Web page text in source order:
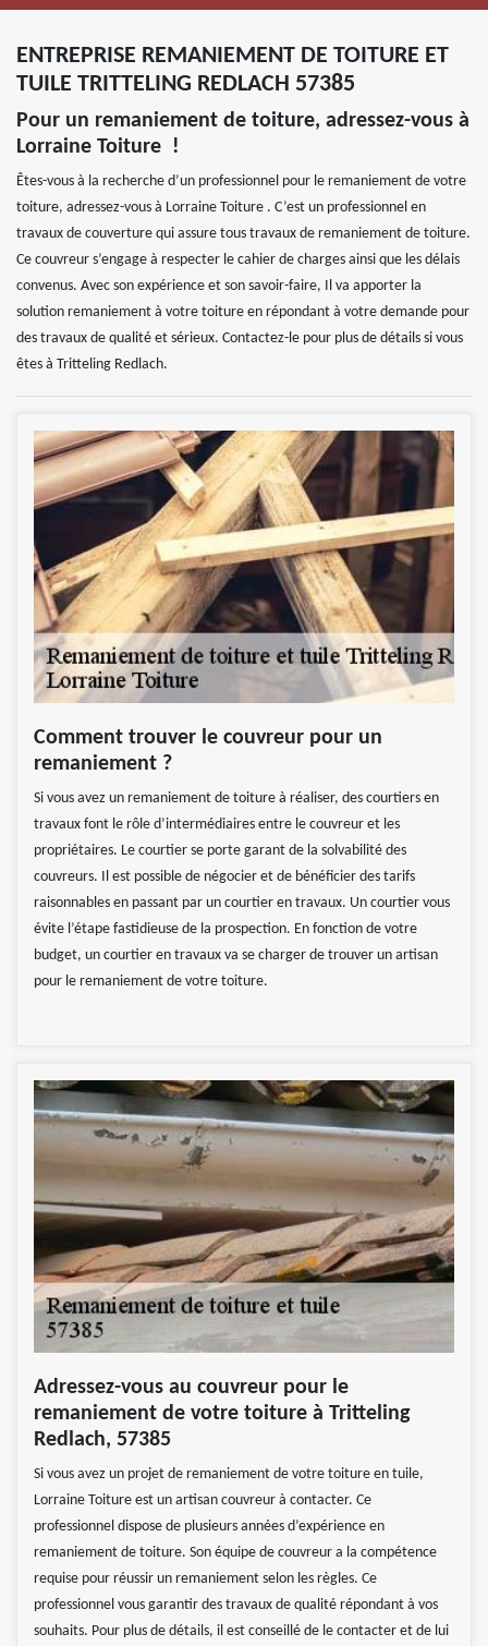
ENTREPRISE REMANIEMENT DE TOITURE ET
TUILE TRITTELING REDLACH 57385
Pour un remaniement de toiture, adressez-vous à
Lorraine Toiture !
Êtes-vous à la recherche d’un professionnel pour le remaniement de votre
toiture, adressez-vous à Lorraine Toiture . C’est un professionnel en
travaux de couverture qui assure tous travaux de remaniement de toiture.
Ce couvreur s’engage à respecter le cahier de charges ainsi que les délais
convenus. Avec son expérience et son savoir-faire, Il va apporter la
solution remaniement à votre toiture en répondant à votre demande pour
des travaux de qualité et sérieux. Contactez-le pour plus de détails si vous
êtes à Tritteling Redlach.
Comment trouver le couvreur pour un
remaniement ?
Si vous avez un remaniement de toiture à réaliser, des courtiers en
travaux font le rôle d’intermédiaires entre le couvreur et les
propriétaires. Le courtier se porte garant de la solvabilité des
couvreurs. Il est possible de négocier et de bénéficier des tarifs
raisonnables en passant par un courtier en travaux. Un courtier vous
évite l’étape fastidieuse de la prospection. En fonction de votre
budget, un courtier en travaux va se charger de trouver un artisan
pour le remaniement de votre toiture.
Adressez-vous au couvreur pour le
remaniement de votre toiture à Tritteling
Redlach, 57385
Si vous avez un projet de remaniement de votre toiture en tuile,
Lorraine Toiture est un artisan couvreur à contacter. Ce
professionnel dispose de plusieurs années d’expérience en
remaniement de toiture. Son équipe de couvreur a la compétence
requise pour réussir un remaniement selon les règles. Ce
professionnel vous garantir des travaux de qualité répondant à vos
souhaits. Pour plus de détails, il est conseillé de le contacter et de lui